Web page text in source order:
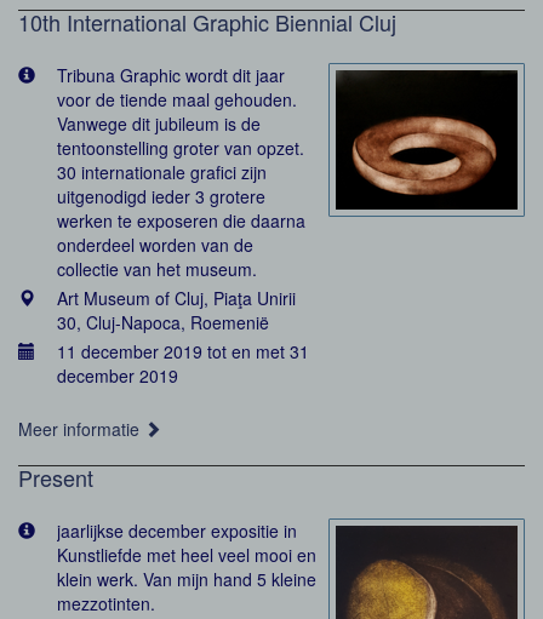
10th International Graphic Biennial Cluj
Tribuna Graphic wordt dit jaar
voor de tiende maal gehouden.
Vanwege dit jubileum is de
tentoonstelling groter van opzet.
30 internationale grafici zijn
uitgenodigd ieder 3 grotere
werken te exposeren die daarna
onderdeel worden van de
collectie van het museum.
Art Museum of Cluj, Piaţa Unirii
30, Cluj-Napoca, Roemenië
11 december 2019 tot en met 31
december 2019
Meer informatie
Present
jaarlijkse december expositie in
Kunstliefde met heel veel mooi en
klein werk. Van mijn hand 5 kleine
mezzotinten.